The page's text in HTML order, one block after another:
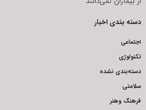
دسته بندی اخبار
اجتماعی
تکنولوژی
دسته‌بندی نشده
سلامتی
فرهنگ وهنر